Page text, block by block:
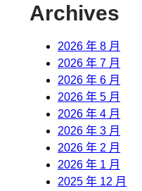
Archives
2026 年 8 月
2026 年 7 月
2026 年 6 月
2026 年 5 月
2026 年 4 月
2026 年 3 月
2026 年 2 月
2026 年 1 月
2025 年 12 月